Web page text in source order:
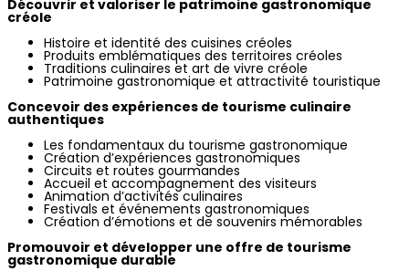
Découvrir et valoriser le patrimoine gastronomique
créole
Histoire et identité des cuisines créoles
Produits emblématiques des territoires créoles
Traditions culinaires et art de vivre créole
Patrimoine gastronomique et attractivité touristique
Concevoir des expériences de tourisme culinaire
authentiques
Les fondamentaux du tourisme gastronomique
Création d’expériences gastronomiques
Circuits et routes gourmandes
Accueil et accompagnement des visiteurs
Animation d’activités culinaires
Festivals et événements gastronomiques
Création d’émotions et de souvenirs mémorables
Promouvoir et développer une offre de tourisme
gastronomique durable